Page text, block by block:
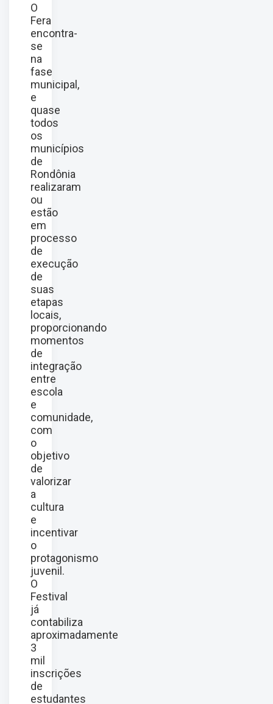
O
Fera
encontra-
se
na
fase
municipal,
e
quase
todos
os
municípios
de
Rondônia
realizaram
ou
estão
em
processo
de
execução
de
suas
etapas
locais,
proporcionando
momentos
de
integração
entre
escola
e
comunidade,
com
o
objetivo
de
valorizar
a
cultura
e
incentivar
o
protagonismo
juvenil.
O
Festival
já
contabiliza
aproximadamente
3
mil
inscrições
de
estudantes